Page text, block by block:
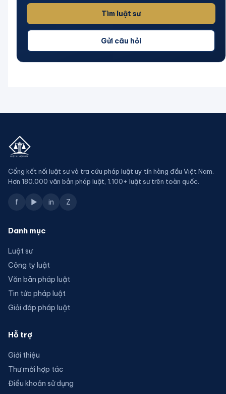
Tìm luật sư
Gửi câu hỏi
Cổng kết nối luật sư và tra cứu pháp luật uy tín hàng đầu Việt Nam.
Hơn 180.000 văn bản pháp luật, 1.100+ luật sư trên toàn quốc.
f ▶ in Z
Danh mục
Luật sư
Công ty luật
Văn bản pháp luật
Tin tức pháp luật
Giải đáp pháp luật
Hỗ trợ
Giới thiệu
Thư mời hợp tác
Điều khoản sử dụng